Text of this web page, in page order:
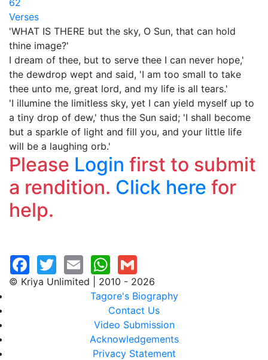
62
Verses
'WHAT IS THERE but the sky, O Sun, that can hold
thine image?'
I dream of thee, but to serve thee I can never hope,'
the dewdrop wept and said, 'I am too small to take
thee unto me, great lord, and my life is all tears.'
'I illumine the limitless sky, yet I can yield myself up to
a tiny drop of dew,' thus the Sun said; 'I shall become
but a sparkle of light and fill you, and your little life
will be a laughing orb.'
Please Login first to submit
a rendition. Click here for
help.
© Kriya Unlimited | 2010 - 2026
Tagore's Biography
Contact Us
Video Submission
Acknowledgements
Privacy Statement